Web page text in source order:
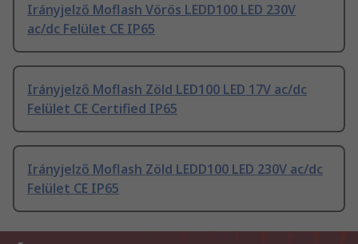
Irányjelző Moflash Vörös LEDD100 LED 230V
ac/dc Felület CE IP65
Irányjelző Moflash Zöld LED100 LED 17V ac/dc
Felület CE Certified IP65
Irányjelző Moflash Zöld LEDD100 LED 230V ac/dc
Felület CE IP65